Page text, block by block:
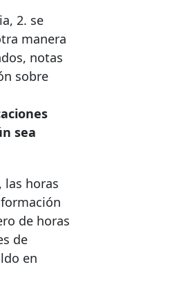
2. se
manera
notas
sobre
sea
las horas
de horas
de
en